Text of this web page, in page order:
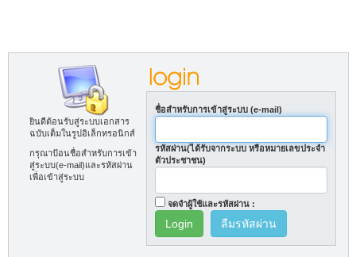
ชื่อสำหรับการเข้าสู่ระบบ (e-mail)
รหัสผ่าน(ได้รับจากระบบ หรือหมายเลขประจำ
ตัวประชาชน)
จดจำผู้ใช้และรหัสผ่าน :
ลืมรหัสผ่าน
ยินดีต้อนรับสู่ระบบเอกสาร
ฉบับเต็มในรูปอิเล็กทรอนิกส์
กรุณาป้อนชื่อสำหรับการเข้า
สู่ระบบ(e-mail)และรหัสผ่าน
เพื่อเข้าสู่ระบบ